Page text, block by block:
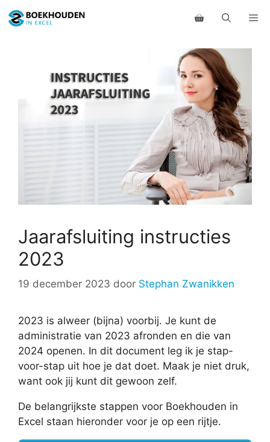
naar
Jaarafsluiting instructies
2023
19 december 2023 door Stephan Zwanikken
2023 is alweer (bijna) voorbij. Je kunt de
administratie van 2023 afronden en die van
2024 openen. In dit document leg ik je stap-
voor-stap uit hoe je dat doet. Maak je niet druk,
want ook jij kunt dit gewoon zelf.
De belangrijkste stappen voor Boekhouden in
Excel staan hieronder voor je op een rijtje.